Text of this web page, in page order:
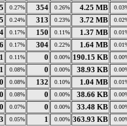
0.27% 354 0.26% 4.25 MB
0.24% 313 0.23% 3.72 MB
0.17% 150 0.11% 1.37 MB
0.17% 304 0.22% 1.64 MB
0.11% 0 0.00% 190.15 KB
0.08% 0 0.00% 38.93 KB
0.08% 132 0.10% 1.04 MB
0.08% 0 0.00% 38.66 KB
0.07% 0 0.00% 33.48 KB
0.05% 1 0.00% 363.93 KB